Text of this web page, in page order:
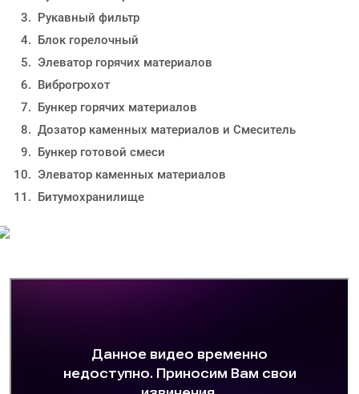
Рукавный фильтр
Блок горелочный
Элеватор горячих материалов
Виброгрохот
Бункер горячих материалов
Дозатор каменных материалов и Смеситель
Бункер готовой смеси
Элеватор каменных материалов
Битумохранилище